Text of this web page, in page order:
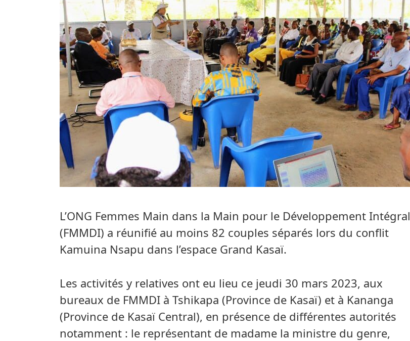
L’ONG Femmes Main dans la Main pour le Développement Intégral
(FMMDI) a réunifié au moins 82 couples séparés lors du conflit
Kamuina Nsapu dans l’espace Grand Kasaï.
Les activités y relatives ont eu lieu ce jeudi 30 mars 2023, aux
bureaux de FMMDI à Tshikapa (Province de Kasaï) et à Kananga
(Province de Kasaï Central), en présence de différentes autorités
notamment : le représentant de madame la ministre du genre,